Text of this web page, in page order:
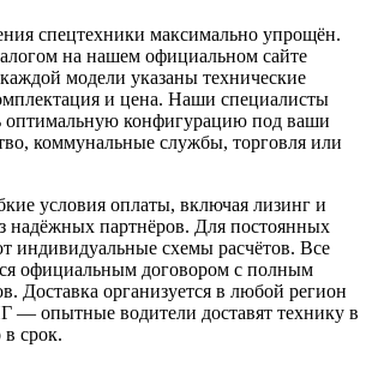
спецтехники максимально упрощён.
на нашем официальном сайте
модели указаны технические
и цена. Наши специалисты
оптимальную конфигурацию под ваши
коммунальные службы, торговля или
условия оплаты, включая лизинг и
надёжных партнёров. Для постоянных
индивидуальные схемы расчётов. Все
официальным договором с полным
Доставка организуется в любой регион
— опытные водители доставят технику в
в срок.